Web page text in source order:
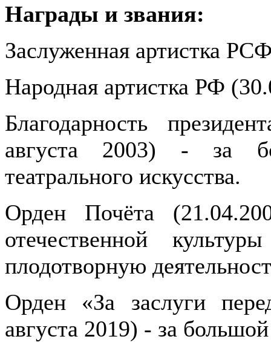
Награды и звания:
Заслуженная артистка
Народная артистка РФ
Благодарность
августа 2003) - за
театрального искусства.
Орден Почёта
отечественной
плодотворную
Орден «За заслуги
августа 2019) - за